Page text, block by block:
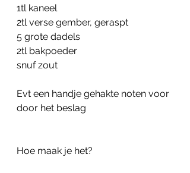
1tl kaneel
2tl verse gember, geraspt
5 grote dadels
2tl bakpoeder
snuf zout
Evt een handje gehakte noten voor
door het beslag
Hoe maak je het?